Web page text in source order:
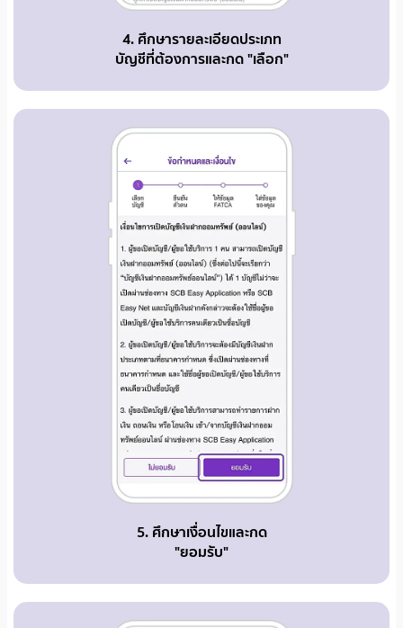
4. ศึกษารายละเอียดประเภท
บัญชีที่ต้องการและกด "เลือก"
5. ศึกษาเงื่อนไขและกด
"ยอมรับ"